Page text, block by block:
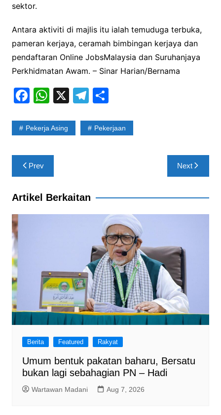
sektor.
Antara aktiviti di majlis itu ialah temuduga terbuka,
pameran kerjaya, ceramah bimbingan kerjaya dan
pendaftaran Online JobsMalaysia dan Suruhanjaya
Perkhidmatan Awam. – Sinar Harian/Bernama
F
c
b
o
o
k
W
at
A
p
p
X T
e
S
ar
Pekerja Asing Pekerjaan
Post
navigation
Prev Next
Artikel Berkaitan
Berita Featured Rakyat
Umum bentuk pakatan baharu, Bersatu
bukan lagi sebahagian PN – Hadi
Wartawan Madani Aug 7, 2026